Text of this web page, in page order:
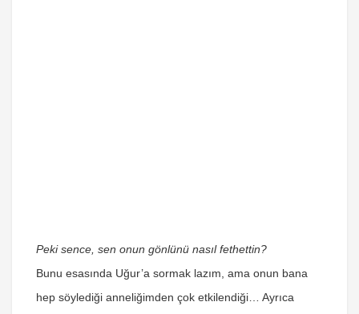
Peki sence, sen onun gönlünü nasıl fethettin?
Bunu esasında Uğur’a sormak lazım, ama onun bana
hep söylediği anneliğimden çok etkilendiği… Ayrıca